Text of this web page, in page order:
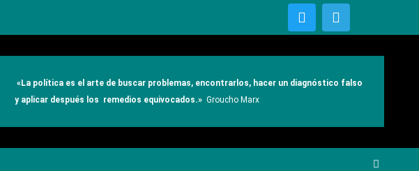
T
w
i
t
e
r
T
e
l
e
r
«La política es el arte de buscar problemas, encontrarlos, hacer un diagnóstico falso
y aplicar después los remedios equivocados.»Groucho Marx